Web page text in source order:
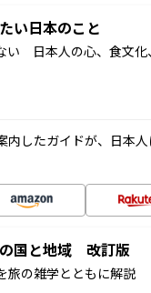
い日本のこと
い 日本人の心、食文
内したガイドが、日本
国と地域 改訂版
旅の雑学とともに解説